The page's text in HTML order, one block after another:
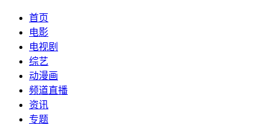
首页
电影
电视剧
综艺
动漫画
频道直播
资讯
专题